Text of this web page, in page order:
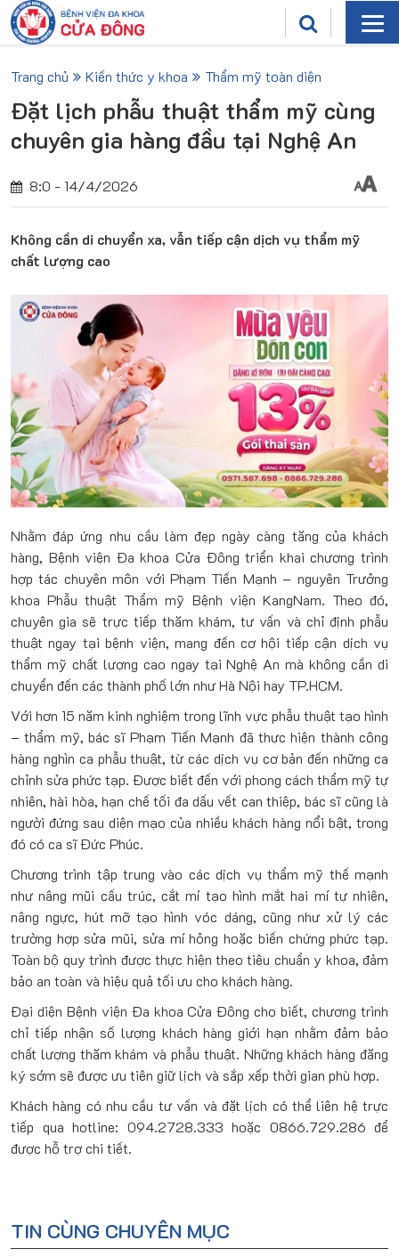
Trang chủ Kiến thức y khoa Thẩm mỹ toàn diện
Đặt lịch phẫu thuật thẩm mỹ cùng
chuyên gia hàng đầu tại Nghệ An
8:0 - 14/4/2026
Không cần di chuyển xa, vẫn tiếp cận dịch vụ thẩm mỹ
chất lượng cao
Nhằm đáp ứng nhu cầu làm đẹp ngày càng tăng của khách
hàng, Bệnh viện Đa khoa Cửa Đông triển khai chương trình
hợp tác chuyên môn với Phạm Tiến Mạnh – nguyên Trưởng
khoa Phẫu thuật Thẩm mỹ Bệnh viện KangNam. Theo đó,
chuyên gia sẽ trực tiếp thăm khám, tư vấn và chỉ định phẫu
thuật ngay tại bệnh viện, mang đến cơ hội tiếp cận dịch vụ
thẩm mỹ chất lượng cao ngay tại Nghệ An mà không cần di
chuyển đến các thành phố lớn như Hà Nội hay TP.HCM.
Với hơn 15 năm kinh nghiệm trong lĩnh vực phẫu thuật tạo hình
– thẩm mỹ, bác sĩ Phạm Tiến Mạnh đã thực hiện thành công
hàng nghìn ca phẫu thuật, từ các dịch vụ cơ bản đến những ca
chỉnh sửa phức tạp. Được biết đến với phong cách thẩm mỹ tự
nhiên, hài hòa, hạn chế tối đa dấu vết can thiệp, bác sĩ cũng là
người đứng sau diện mạo của nhiều khách hàng nổi bật, trong
đó có ca sĩĐức Phúc.
Chương trình tập trung vào các dịch vụ thẩm mỹ thế mạnh
như nâng mũi cấu trúc, cắt mí tạo hình mắt hai mí tự nhiên,
nâng ngực, hút mỡ tạo hình vóc dáng, cũng như xử lý các
trường hợp sửa mũi, sửa mí hỏng hoặc biến chứng phức tạp.
Toàn bộ quy trình được thực hiện theo tiêu chuẩn y khoa, đảm
bảo an toàn và hiệu quả tối ưu cho khách hàng.
Đại diện Bệnh viện Đa khoa Cửa Đông cho biết, chương trình
chỉ tiếp nhận số lượng khách hàng giới hạn nhằm đảm bảo
chất lượng thăm khám và phẫu thuật. Những khách hàng đăng
ký sớm sẽ được ưu tiên giữ lịch và sắp xếp thời gian phù hợp.
Khách hàng có nhu cầu tư vấn và đặt lịch có thể liên hệ trực
tiếp qua hotline: 094.2728.333 hoặc 0866.729.286 để
được hỗ trợ chi tiết.
TIN CÙNG CHUYÊN MỤC